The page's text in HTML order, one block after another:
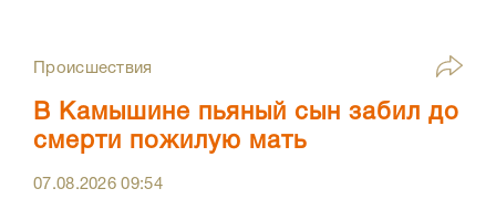
Происшествия
В Камышине пьяный сын забил до
смерти пожилую мать
07.08.202609:54